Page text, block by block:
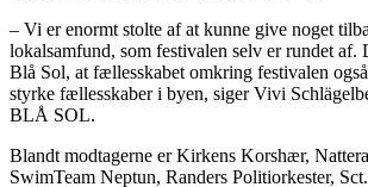
– Vi er enormt stolte af at kunne give noget
lokalsamfund, som festivalen selv er rundet af.
Blå Sol, at fællesskabet omkring festivalen
styrke fællesskaber i byen, siger Vivi
BLÅ SOL.
Blandt modtagerne er Kirkens Korshær,
SwimTeam Neptun, Randers Politiorkester,